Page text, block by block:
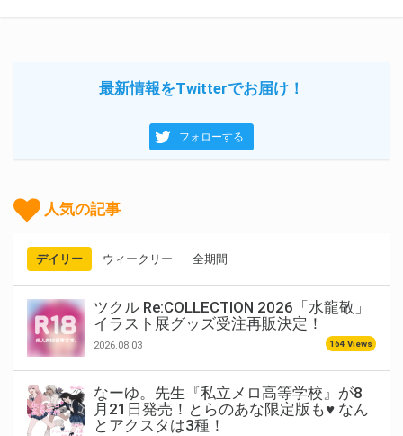
最新情報をTwitterでお届け！
フォローする
人気の記事
デイリー ウィークリー 全期間
ツクル Re:COLLECTION 2026「水龍敬」
イラスト展グッズ受注再販決定！
2026.08.03 164 Views
なーゆ。先生『私立メロ高等学校』が8
月21日発売！とらのあな限定版も♥ なん
とアクスタは3種！